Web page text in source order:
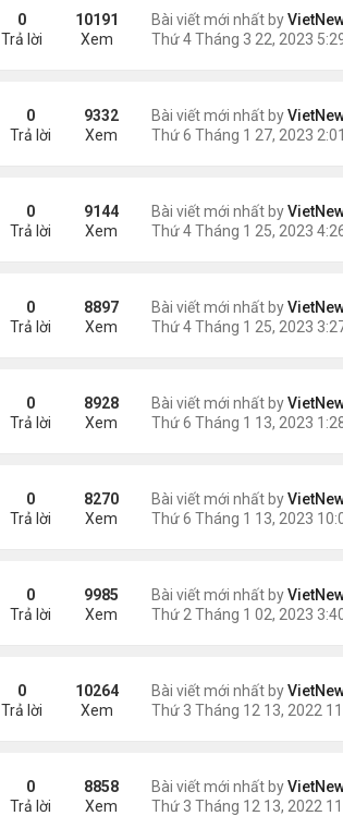
Bài viết mới nhất by
0
Trả lời
10191
Xem
Bài viết mới nhất by
0
Trả lời
9332
Xem
Bài viết mới nhất by
0
Trả lời
9144
Xem
Bài viết mới nhất by
0
Trả lời
8897
Xem
Bài viết mới nhất by
0
Trả lời
8928
Xem
Bài viết mới nhất by
0
Trả lời
8270
Xem
Bài viết mới nhất by
0
Trả lời
9985
Xem
Bài viết mới nhất by
0
Trả lời
10264
Xem
Bài viết mới nhất by
0
Trả lời
8858
Xem